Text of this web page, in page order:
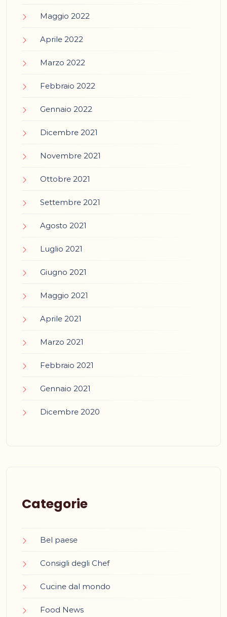
Maggio 2022
Aprile 2022
Marzo 2022
Febbraio 2022
Gennaio 2022
Dicembre 2021
Novembre 2021
Ottobre 2021
Settembre 2021
Agosto 2021
Luglio 2021
Giugno 2021
Maggio 2021
Aprile 2021
Marzo 2021
Febbraio 2021
Gennaio 2021
Dicembre 2020
Categorie
Bel paese
Consigli degli Chef
Cucine dal mondo
Food News